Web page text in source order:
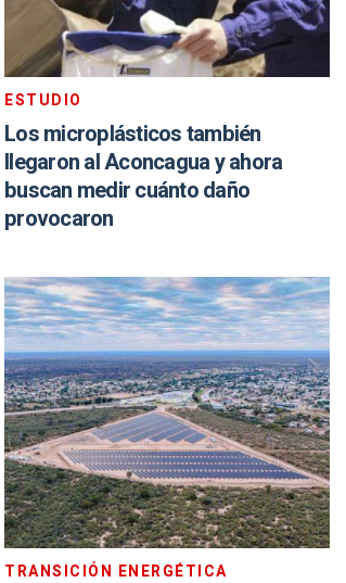
ESTUDIO
Los microplásticos también
llegaron al Aconcagua y ahora
buscan medir cuánto daño
provocaron
TRANSICIÓN ENERGÉTICA